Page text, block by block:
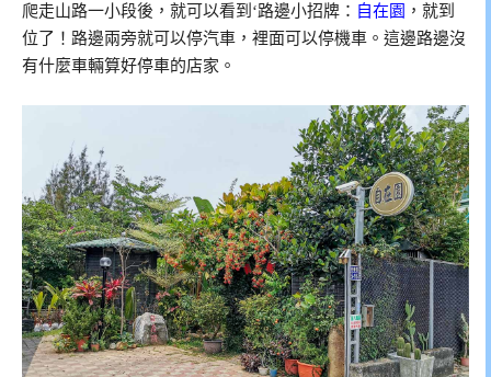
爬走山路一小段後，就可以看到‘路邊小招牌： 自在園 ，就到
位了！路邊兩旁就可以停汽車，裡面可以停機車。這邊路邊沒
有什麼車輛算好停車的店家。